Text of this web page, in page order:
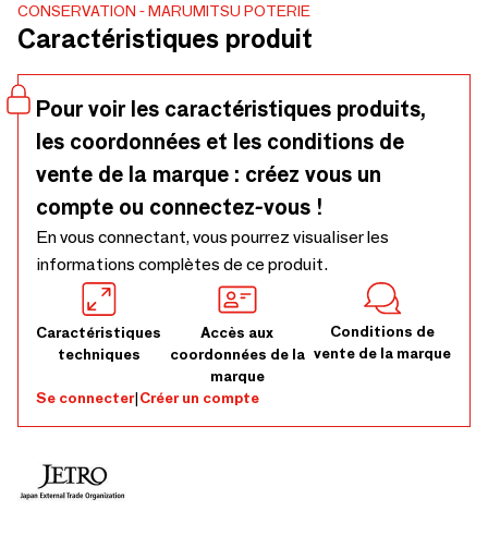
caractérise par sa forme rectangulaire aux coins arrondis et
son logo « BUTTER » en lettres bosselées. 200 g de beurre
place dans le réfrigérateur.
CONSERVATION
MARUMITSU POTERIE
Caractéristiques produit
Pour voir les caractéristiques produits,
les coordonnées et les conditions de
vente de la marque : créez vous un
compte ou connectez-vous !
En vous connectant, vous pourrez visualiser les
informations complètes de ce produit.
Caractéristiques
techniques
Accès aux
coordonnées de la
marque
Conditions de
vente de la marque
Se connecter|Créer un compte